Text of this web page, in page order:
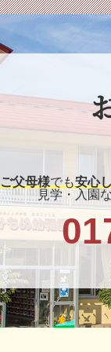
父母様でも安心
見学・入園